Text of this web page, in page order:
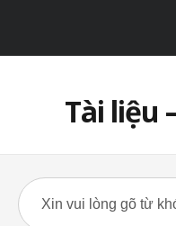
Tài liệu